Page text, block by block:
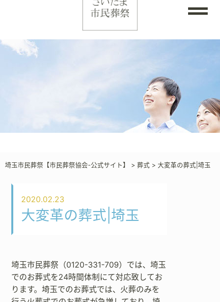
埼玉市民葬祭【市民葬祭協会-公式サイト】 > 葬式 > 大変革の葬式|埼玉
2020.02.23
大変革の葬式|埼玉
埼玉市民葬祭（0120-331-709）では、埼玉
でのお葬式を24時間体制にて対応致してお
ります。埼玉でのお葬式では、火葬のみを